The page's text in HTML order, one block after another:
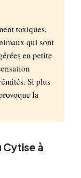
toxiques,
qui sont
en petite
Si plus
la
Cytise à